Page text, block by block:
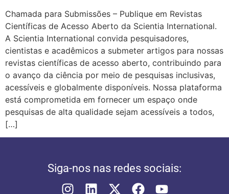
Chamada para Submissões – Publique em Revistas
Científicas de Acesso Aberto da Scientia International.
A Scientia International convida pesquisadores,
cientistas e acadêmicos a submeter artigos para nossas
revistas científicas de acesso aberto, contribuindo para
o avanço da ciência por meio de pesquisas inclusivas,
acessíveis e globalmente disponíveis. Nossa plataforma
está comprometida em fornecer um espaço onde
pesquisas de alta qualidade sejam acessíveis a todos,
[…]
Siga-nos nas redes sociais: